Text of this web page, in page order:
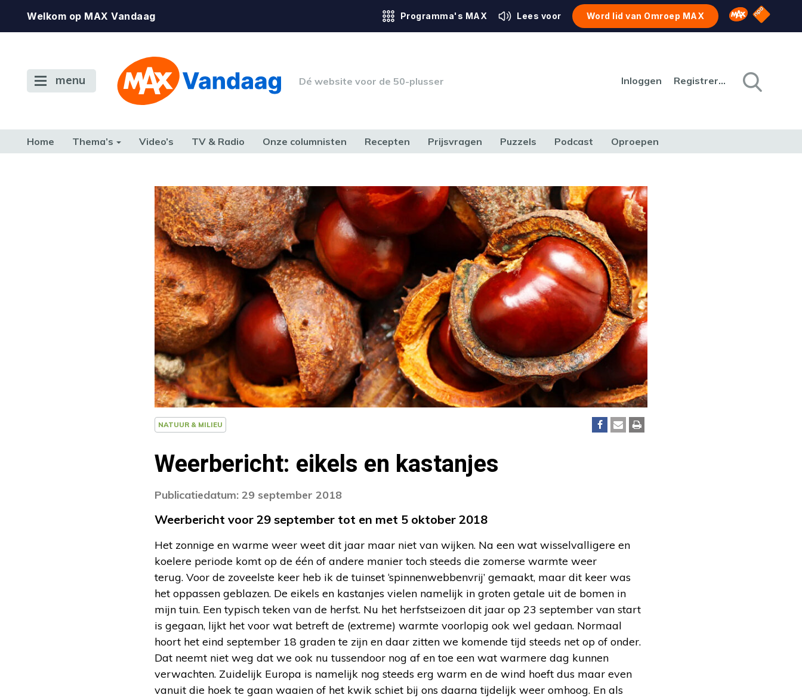
Welkom op MAX Vandaag Programma's MAX Lees voor Word lid van Omroep MAX Omroep MAX
NPO
menu Dé website voor de 50-plusser Inloggen Registreren
Home Thema’s Video’s TV & Radio Onze columnisten Recepten Prijsvragen Puzzels Podcast Oproepen
NATUUR & MILIEU
Weerbericht: eikels en kastanjes
Publicatiedatum: 29 september 2018
Weerbericht voor 29 september tot en met 5 oktober 2018
Het zonnige en warme weer weet dit jaar maar niet van wijken. Na een wat wisselvalligere en
koelere periode komt op de één of andere manier toch steeds die zomerse warmte weer
terug. Voor de zoveelste keer heb ik de tuinset ‘spinnenwebbenvrij’ gemaakt, maar dit keer was
het oppassen geblazen. De eikels en kastanjes vielen namelijk in groten getale uit de bomen in
mijn tuin. Een typisch teken van de herfst. Nu het herfstseizoen dit jaar op 23 september van start
is gegaan, lijkt het voor wat betreft de (extreme) warmte voorlopig ook wel gedaan. Normaal
hoort het eind september 18 graden te zijn en daar zitten we komende tijd steeds net op of onder.
Dat neemt niet weg dat we ook nu tussendoor nog af en toe een wat warmere dag kunnen
verwachten. Zuidelijk Europa is namelijk nog steeds erg warm en de wind hoeft dus maar even
vanuit die hoek te gaan waaien of het kwik schiet bij ons daarna tijdelijk weer omhoog. En als